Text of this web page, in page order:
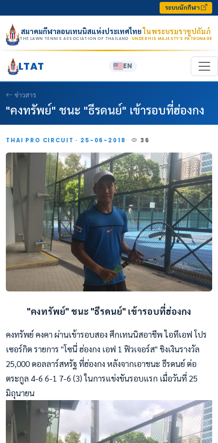
ระบบนักกีฬา
สมาคมกีฬาลอนเทนนิสแห่งประเทศไทยในพระบรมราชูปถัมภ์
THE LAWN TENNIS ASSOCIATION OF THAILAND · UNDER HIS MAJESTY’S PATRONAGE
LTAT EN
ข่าวสาร
"คงทรัพย์" ชนะ "ธีรดนย์" เข้ารอบที่ฮ่องกง
THAI PRO CIRCUIT · 25-06-2018 36
"คงทรัพย์" ชนะ "ธีรดนย์" เข้ารอบที่ฮ่องกง
คงทรัพย์ คงคา ผ่านเข้ารอบสอง ศึกเทนนิสอาชีพ ไอทีเอฟ โปร
เซอร์กิต รายการ "โซนี่ ฮ่องกง เอฟ 1 ฟิวเจอร์ส" ชิงเงินรางวัล
25,000 ดอลลาร์สหรัฐ ที่ฮ่องกง หลังจากเอาชนะ ธีรดนย์ ต่อ
ตระกูล 4-6 6-1 7-6 (3) ในการแข่งขันรอบแรก เมื่อวันที่ 25
มิถุนายน